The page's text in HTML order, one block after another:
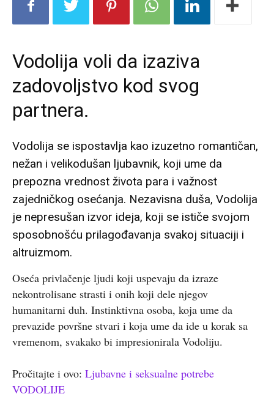
Vodolija voli da izaziva
zadovoljstvo kod svog
partnera.
Vodolija se ispostavlja kao izuzetno romantičan,
nežan i velikodušan ljubavnik, koji ume da
prepozna vrednost života para i važnost
zajedničkog osećanja. Nezavisna duša, Vodolija
je nepresušan izvor ideja, koji se ističe svojom
sposobnošću prilagođavanja svakoj situaciji i
altruizmom.
Oseća privlačenje ljudi koji uspevaju da izraze
nekontrolisane strasti i onih koji dele njegov
humanitarni duh. Instinktivna osoba, koja ume da
prevaziđe površne stvari i koja ume da ide u korak sa
vremenom, svakako bi impresionirala Vodoliju.
Pročitajte i ovo: Ljubavne i seksualne potrebe
VODOLIJE